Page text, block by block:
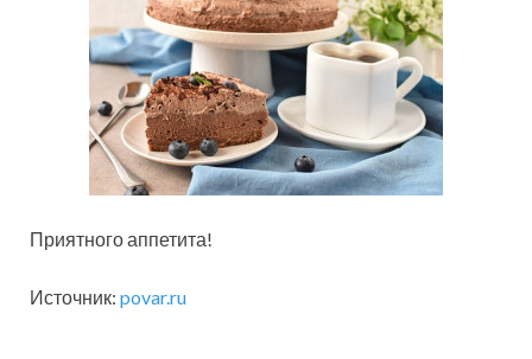
Приятного аппетита!
Источник: povar.ru